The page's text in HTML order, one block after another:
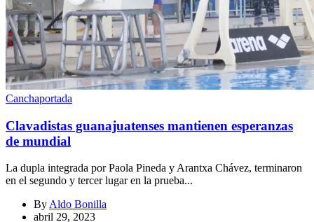
Canchaportada
Clavadistas guanajuatenses mantienen esperanzas
de mundial
La dupla integrada por Paola Pineda y Arantxa Chávez, terminaron
en el segundo y tercer lugar en la prueba...
ByAldo Bonilla
abril 29, 2023